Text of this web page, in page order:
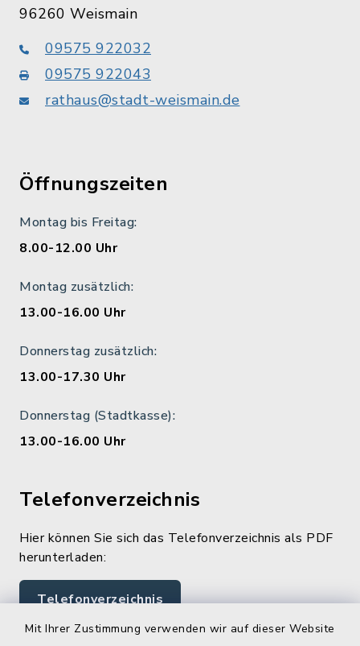
Mit Ihrer Zustimmung verwenden wir auf dieser Website
96260 Weismain
09575 922032
09575 922043
rathaus@stadt-weismain.de
Öffnungszeiten
Montag bis Freitag:
8.00-12.00 Uhr
Montag zusätzlich:
13.00-16.00 Uhr
Donnerstag zusätzlich:
13.00-17.30 Uhr
Donnerstag (Stadtkasse):
13.00-16.00 Uhr
Telefonverzeichnis
Hier können Sie sich das Telefonverzeichnis als PDF
herunterladen:
Telefonverzeichnis